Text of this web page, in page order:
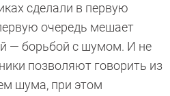
сделали в первую
очередь мешает
— борьбой с шумом. И не
позволяют говорить из
шума, при этом